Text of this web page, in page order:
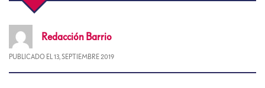
Redacción Barrio
PUBLICADO EL 13, SEPTIEMBRE 2019